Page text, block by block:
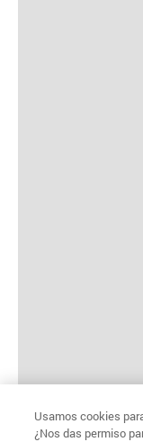
Usamos cookies
¿Nos das permiso